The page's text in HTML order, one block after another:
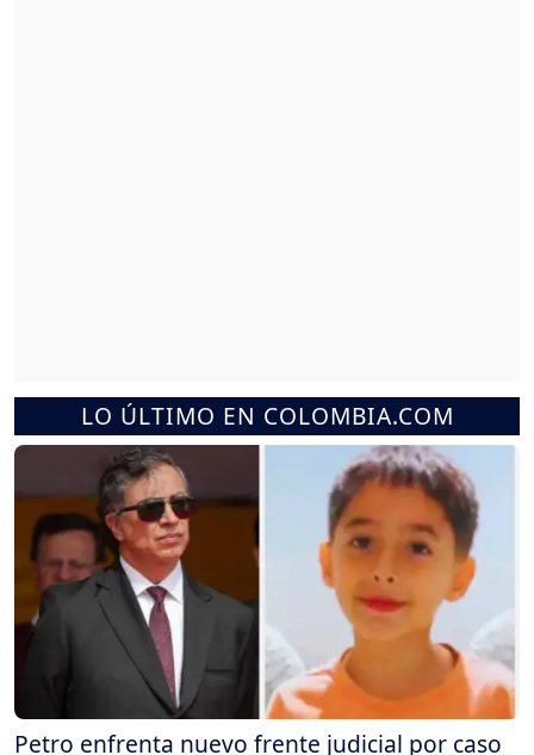
LO ÚLTIMO EN COLOMBIA.COM
Petro enfrenta nuevo frente judicial por caso